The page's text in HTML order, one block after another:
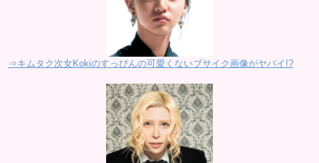
⇒キムタク次女Kokiのすっぴんの可愛くないブサイク画像がヤバイ!?